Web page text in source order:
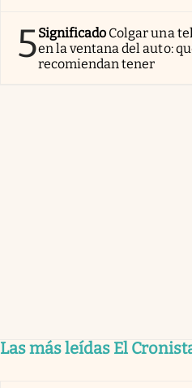
5Significado Colgar una
en la ventana del auto:
recomiendan tener
Las más leídas El